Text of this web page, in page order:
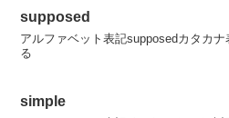
supposed
アルファベット表記supposedカタカ
る
simple